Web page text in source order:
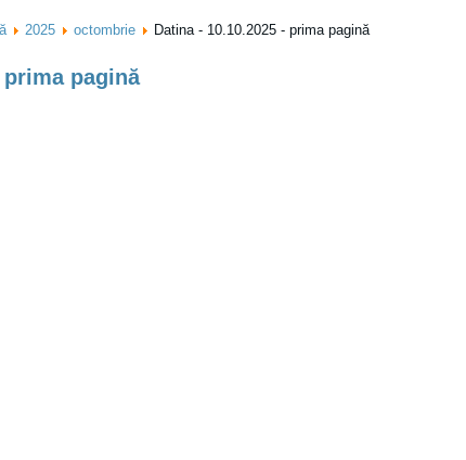
2025 octombrie Datina - 10.10.2025 - prima pagină
prima pagină